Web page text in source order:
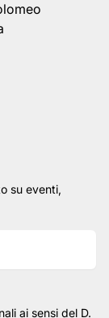
su eventi,
ai sensi del D.